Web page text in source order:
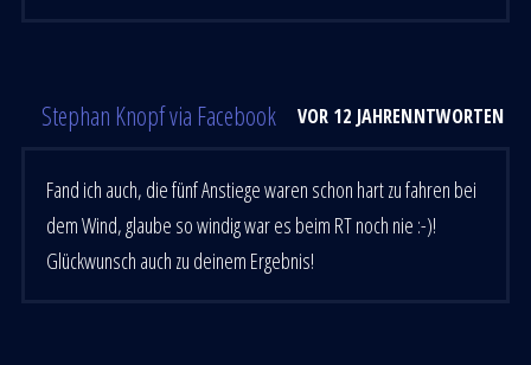
Stephan Knopf via Facebook VOR 12 JAHRENANTWORTEN
Fand ich auch, die fünf Anstiege waren schon hart zu fahren bei
dem Wind, glaube so windig war es beim RT noch nie :-)!
Glückwunsch auch zu deinem Ergebnis!